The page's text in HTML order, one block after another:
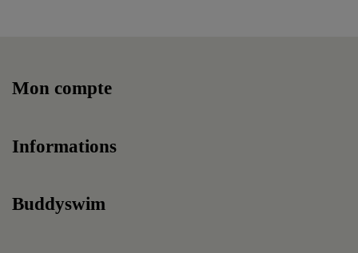
Mon compte
Informations
Buddyswim